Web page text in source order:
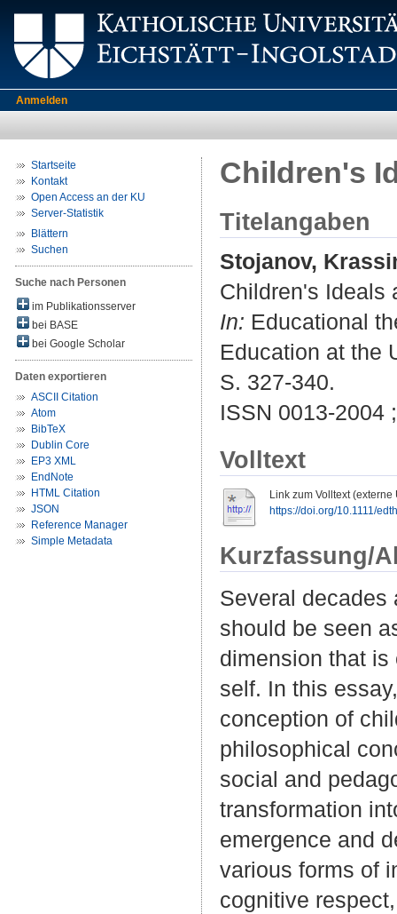
Anmelden
Startseite
Kontakt
Open Access an der KU
Server-Statistik
Blättern
Suchen
Suche nach Personen
im Publikationsserver
bei BASE
bei Google Scholar
Daten exportieren
ASCII Citation
Atom
BibTeX
Dublin Core
EP3 XML
EndNote
HTML Citation
JSON
Reference Manager
Simple Metadata
Children's
Titelangaben
Stojanov,
Children's Ideals
In: Educational
Education at the
S. 327-340.
ISSN 0013-2004
Volltext
Link zum Volltext (externe
https://doi.org/10.1111/
Kurzfassung/
Several decades
should be seen
dimension that
self. In this
conception of
philosophical
social and
transformation
emergence and
various forms of
cognitive